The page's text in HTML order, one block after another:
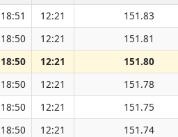
18:51 12:21
151.83
18:50 12:21
151.81
18:50 12:21
151.80
18:50 12:21
151.78
18:50 12:21
151.75
18:50 12:21
151.74